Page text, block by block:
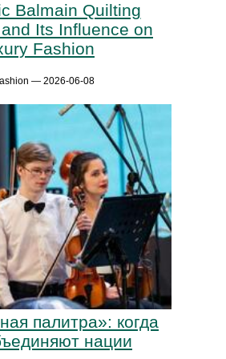
Balmain Quilting
Its Influence on
Fashion
— 2026-06-08
палитра»: когда
нации